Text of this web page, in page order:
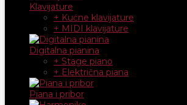
Klavijature
+ Kućne klavijature
+ MIDI klavijature
Digitalna pianina
+ Stage piano
+ Električna piana
Piana i pribor